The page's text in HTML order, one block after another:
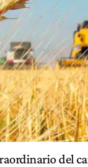
del